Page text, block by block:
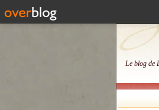
Le blog de